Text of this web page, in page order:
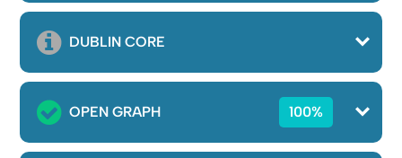
DUBLIN CORE
OPEN GRAPH 100%